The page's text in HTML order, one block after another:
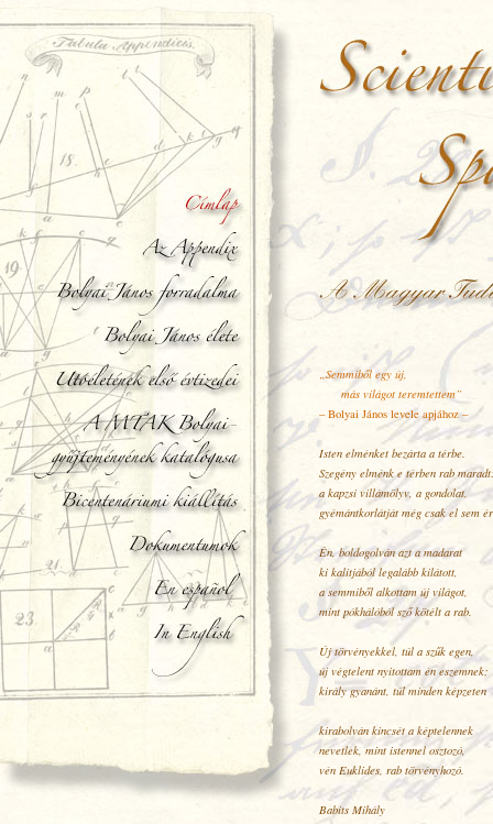
„Semmiből egy új,
más világot teremtettem”
– Bolyai János levele apjához –
Isten elménket bezárta a térbe.
Szegény elménk e térben rab
a kapzsi villámölyv, a gondolat,
gyémántkorlátját még csak el sem
Én, boldogolván azt a madarat
ki kalitjából legalább kilátott,
a semmiből alkottam új világot,
mint pókhálóból sző kötélt a rab.
Új törvényekkel, túl a szűk egen,
új végtelent nyitottam én eszemnek;
király gyanánt, túl minden képzeten
kirabolván kincsét a képtelennek
nevetlek, mint istennel osztozó,
vén Euklides, rab törvényhozó.
Babits Mihály